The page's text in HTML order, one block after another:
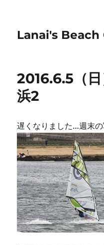
Lanai's
2016.6.5（
浜2
遅くなりました…週末の